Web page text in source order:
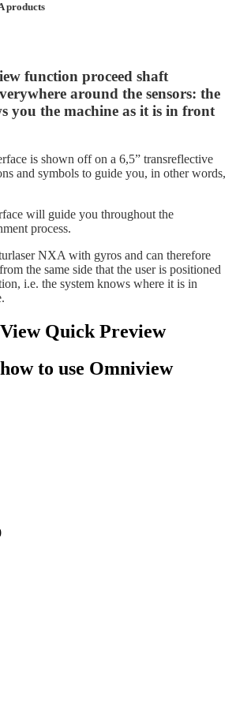
products
function proceed shaft
around the sensors: the
you the machine as it is in front
is shown off on a 6,5” transreflective
and symbols to guide you, in other words,
will guide you throughout the
process.
NXA with gyros and can therefore
the same side that the user is positioned
i.e. the system knows where it is in
Quick Preview
to use Omniview